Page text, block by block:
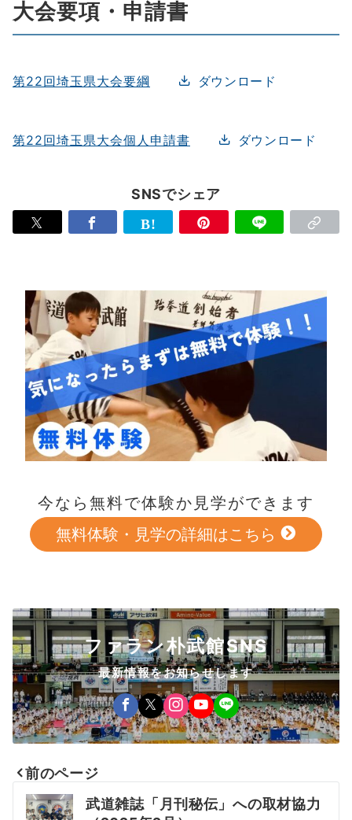
大会要項・申請書
第22回埼玉県大会要綱 ダウンロード
第22回埼玉県大会個人申請書 ダウンロード
SNSでシェア
今なら無料で体験か見学ができます
無料体験・見学の詳細はこちら
ファラン朴武館SNS
最新情報をお知らせします
投
前のページ
武道雑誌「月刊秘伝」への取材協力